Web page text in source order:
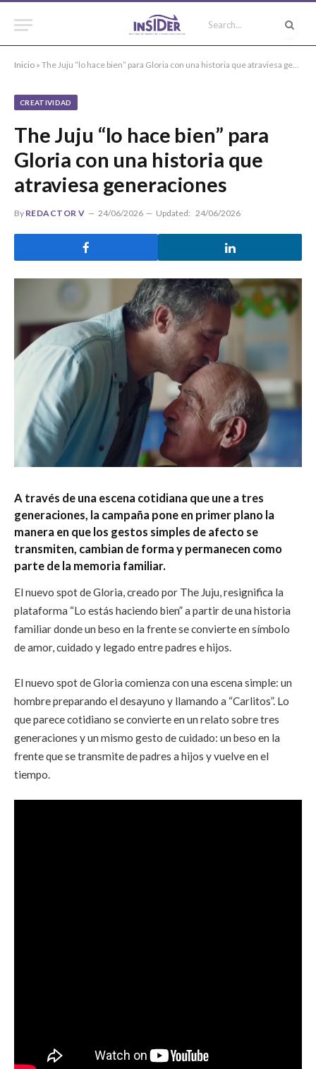
Inicio » The Juju “lo hace bien” para Gloria con una historia que atraviesa generaciones
CREATIVIDAD
The Juju “lo hace bien” para
Gloria con una historia que
atraviesa generaciones
By REDACTOR V 24/06/2026 Updated: 24/06/2026
A través de una escena cotidiana que une a tres
generaciones, la campaña pone en primer plano la
manera en que los gestos simples de afecto se
transmiten, cambian de forma y permanecen como
parte de la memoria familiar.
El nuevo spot de Gloria, creado por The Juju, resignifica la
plataforma “Lo estás haciendo bien” a partir de una historia
familiar donde un beso en la frente se convierte en símbolo
de amor, cuidado y legado entre padres e hijos.
El nuevo spot de Gloria comienza con una escena simple: un
hombre preparando el desayuno y llamando a “Carlitos”. Lo
que parece cotidiano se convierte en un relato sobre tres
generaciones y un mismo gesto de cuidado: un beso en la
frente que se transmite de padres a hijos y vuelve en el
tiempo.